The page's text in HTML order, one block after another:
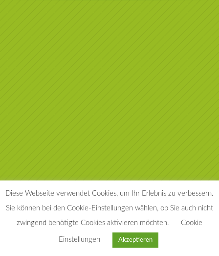
Diese Webseite verwendet Cookies, um Ihr Erlebnis zu verbessern.
Sie können bei den Cookie-Einstellungen wählen, ob Sie auch nicht
zwingend benötigte Cookies aktivieren möchten.
Cookie
Einstellungen Akzeptieren
030 39 10 54 70